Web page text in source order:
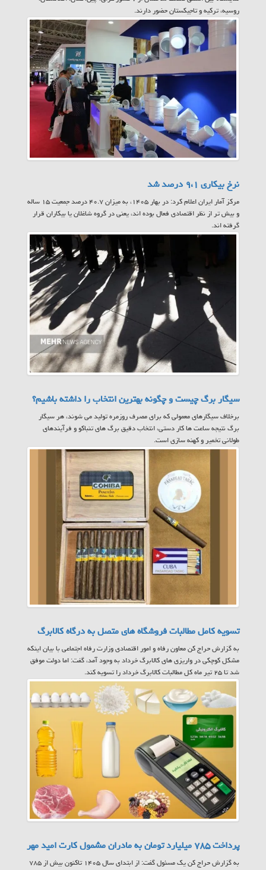
روسیه، ترکیه و تاجیکستان حضور دارند.
نرخ بیکاری ۹،۱ درصد شد
مرکز آمار ایران اعلام کرد: در بهار ۱۴۰۵، به میزان ۴۰.۷ درصد جمعیت ۱۵ ساله
و بیش تر از نظر اقتصادی فعال بوده اند، یعنی در گروه شاغلان یا بیکاران قرار
گرفته اند.
سیگار برگ چیست و چگونه بهترین انتخاب را داشته باشیم؟
برخلاف سیگارهای معمولی که برای مصرف روزمره تولید می شوند، هر سیگار
برگ نتیجه ساعت ها کار دستی، انتخاب دقیق برگ های تنباکو و فرآیندهای
طولانی تخمیر و کهنه سازی است.
تسویه کامل مطالبات فروشگاه های متصل به درگاه کالابرگ
به گزارش حراج کن معاون رفاه و امور اقتصادی وزارت رفاه اجتماعی با بیان اینکه
مشکل کوچکی در واریزی های کالابرگ خرداد به وجود آمد، گفت: اما دولت موفق
شد تا ۲۵ تیر ماه کل مطالبات کالابرگ خرداد را تسویه کند.
پرداخت ۷۸۵ میلیارد تومان به مادران مشمول کارت امید مهر
به گزارش حراج کن یک مسئول گفت: از ابتدای سال ۱۴۰۵ تاکنون بیش از ۷۸۵